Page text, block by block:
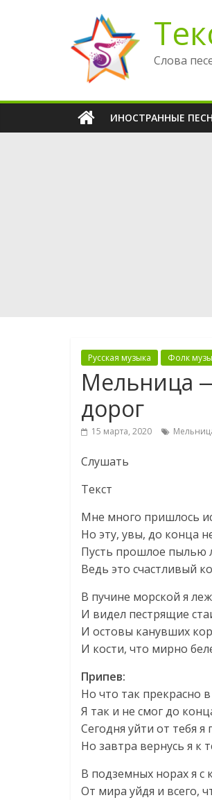
содержимому
Слова
ИНОСТРАННЫЕ
Русская музыка Фолк
Мельница
дорог
15 марта, 2020
Слушать
Текст
Мне много пришлось
Но эту, увы, до конца
Пусть прошлое пылью
Ведь это счастливый
В пучине морской я
И видел пестрящие
И остовы канувших
И кости, что мирно
Припев:
Но что так прекрасно
Я так и не смог до
Сегодня уйти от тебя я
Но завтра вернусь я к
В подземных норах я с
От мира уйдя и всего,